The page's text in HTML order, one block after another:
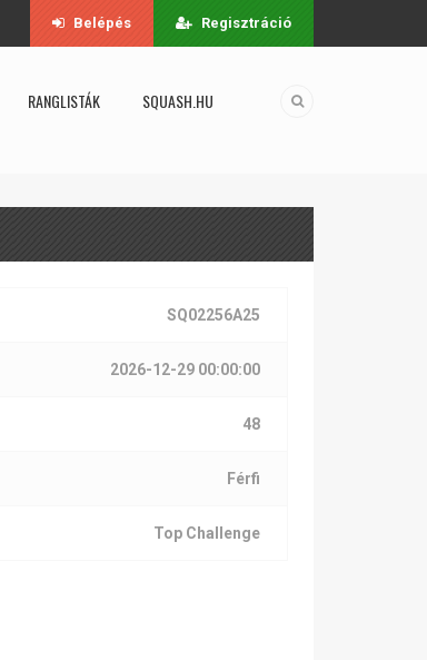
Belépés Regisztráció
RANGLISTÁK SQUASH.HU
SQ02256A25
2026-12-29 00:00:00
48
Férfi
Top Challenge